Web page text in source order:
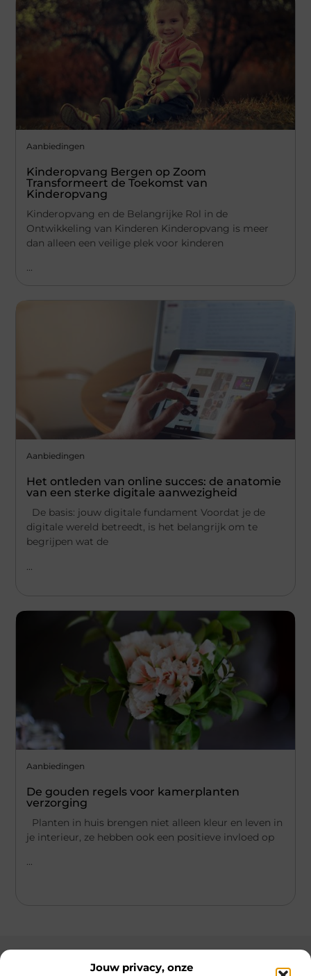
Jouw privacy, onze
Aanbiedingen
Kinderopvang Bergen op Zoom
Transformeert de Toekomst van
Kinderopvang
Kinderopvang en de Belangrijke Rol in de
Ontwikkeling van Kinderen Kinderopvang is meer
dan alleen een veilige plek voor kinderen
...
Aanbiedingen
Het ontleden van online succes: de anatomie
van een sterke digitale aanwezigheid
De basis: jouw digitale fundament Voordat je de
digitale wereld betreedt, is het belangrijk om te
begrijpen wat de
...
Aanbiedingen
De gouden regels voor kamerplanten
verzorging
Planten in huis brengen niet alleen kleur en leven in
je interieur, ze hebben ook een positieve invloed op
...